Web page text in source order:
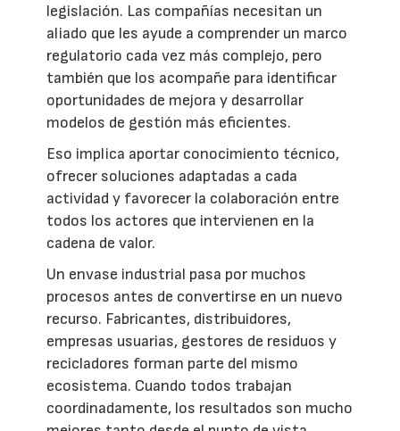
legislación. Las compañías necesitan un
aliado que les ayude a comprender un marco
regulatorio cada vez más complejo, pero
también que los acompañe para identificar
oportunidades de mejora y desarrollar
modelos de gestión más eficientes.
Eso implica aportar conocimiento técnico,
ofrecer soluciones adaptadas a cada
actividad y favorecer la colaboración entre
todos los actores que intervienen en la
cadena de valor.
Un envase industrial pasa por muchos
procesos antes de convertirse en un nuevo
recurso. Fabricantes, distribuidores,
empresas usuarias, gestores de residuos y
recicladores forman parte del mismo
ecosistema. Cuando todos trabajan
coordinadamente, los resultados son mucho